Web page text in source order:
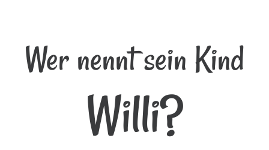
Wer nennt sein Kind
Willi?